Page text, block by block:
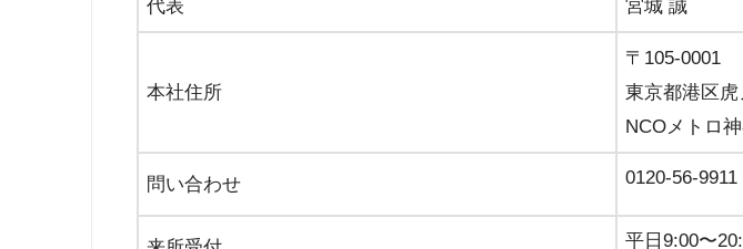
代表 宮城 誠
本社住所
〒105-0001
東京都港区
NCOメトロ
問い合わせ 0120-56-9911
平日9:00〜